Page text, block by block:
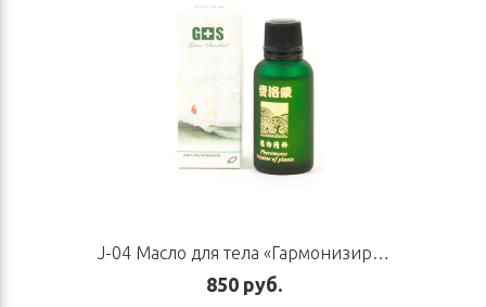
J-04 Масло для тела «Гармонизирующее для женщин», 30 мл
850 руб.